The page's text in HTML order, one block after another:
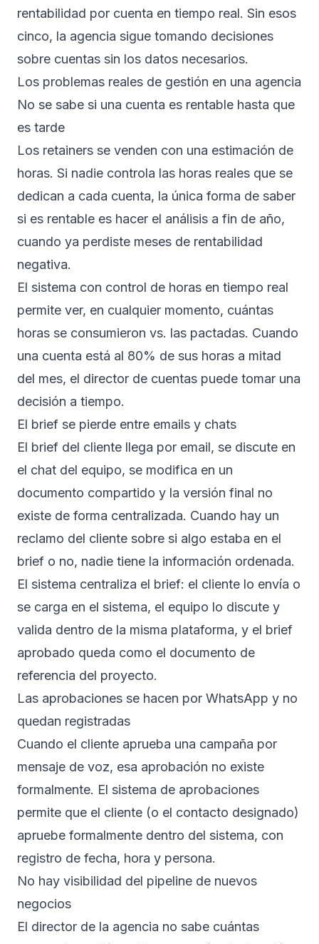
rentabilidad por cuenta en tiempo real. Sin esos
cinco, la agencia sigue tomando decisiones
sobre cuentas sin los datos necesarios.
Los problemas reales de gestión en una agencia
No se sabe si una cuenta es rentable hasta que
es tarde
Los retainers se venden con una estimación de
horas. Si nadie controla las horas reales que se
dedican a cada cuenta, la única forma de saber
si es rentable es hacer el análisis a fin de año,
cuando ya perdiste meses de rentabilidad
negativa.
El sistema con control de horas en tiempo real
permite ver, en cualquier momento, cuántas
horas se consumieron vs. las pactadas. Cuando
una cuenta está al 80% de sus horas a mitad
del mes, el director de cuentas puede tomar una
decisión a tiempo.
El brief se pierde entre emails y chats
El brief del cliente llega por email, se discute en
el chat del equipo, se modifica en un
documento compartido y la versión final no
existe de forma centralizada. Cuando hay un
reclamo del cliente sobre si algo estaba en el
brief o no, nadie tiene la información ordenada.
El sistema centraliza el brief: el cliente lo envía o
se carga en el sistema, el equipo lo discute y
valida dentro de la misma plataforma, y el brief
aprobado queda como el documento de
referencia del proyecto.
Las aprobaciones se hacen por WhatsApp y no
quedan registradas
Cuando el cliente aprueba una campaña por
mensaje de voz, esa aprobación no existe
formalmente. El sistema de aprobaciones
permite que el cliente (o el contacto designado)
apruebe formalmente dentro del sistema, con
registro de fecha, hora y persona.
No hay visibilidad del pipeline de nuevos
negocios
El director de la agencia no sabe cuántas